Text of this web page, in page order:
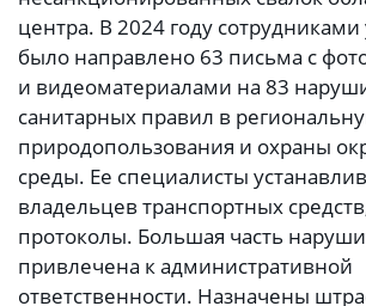
центра. В 2024 году
было направлено 63 письма с
и видеоматериалами на 83
санитарных правил в
природопользования и охраны
среды. Ее специалисты
владельцев транспортных
протоколы. Большая часть
привлечена к административной
ответственности. Назначены